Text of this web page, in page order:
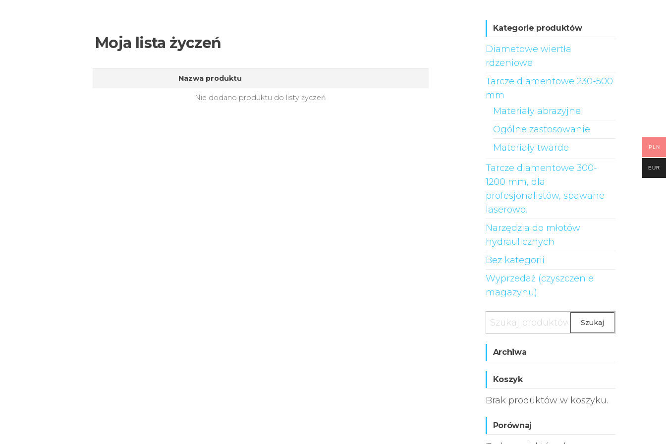
Moja lista życzeń
Nazwa produktu
Nie dodano produktu do listy życzeń
Kategorie produktów
Diametowe wiertła
rdzeniowe
Tarcze diamentowe 230-500
mm
Materiały abrazyjne
Ogólne zastosowanie
Materiały twarde
Tarcze diamentowe 300-
1200 mm, dla
profesjonalistów, spawane
laserowo.
Narzędzia do młotów
hydraulicznych
Bez kategorii
Wyprzedaż (czyszczenie
magazynu)
Szukaj
Archiwa
Koszyk
Brak produktów w koszyku.
Porównaj
PLN
EUR